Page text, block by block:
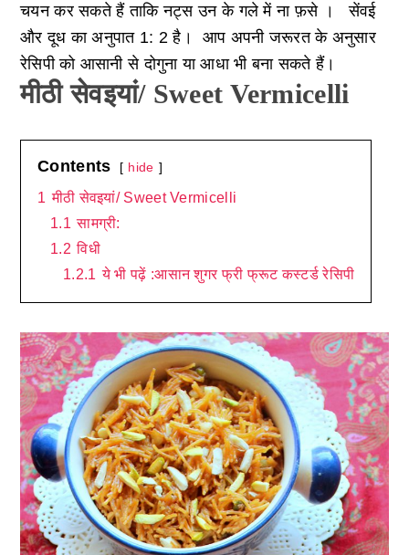
चयन कर सकते हैं ताकि नट्स उन के गले में ना फ़से । सेंवई
और दूध का अनुपात 1: 2 है। आप अपनी जरूरत के अनुसार
रेसिपी को आसानी से दोगुना या आधा भी बना सकते हैं।
मीठी सेवइयां/ Sweet Vermicelli
Contents hide
1 मीठी सेवइयां/ Sweet Vermicelli
1.1 सामग्री:
1.2 विधी
1.2.1 ये भी पढ़ें :आसान शुगर फ्री फ्रूट कस्टर्ड रेसिपी